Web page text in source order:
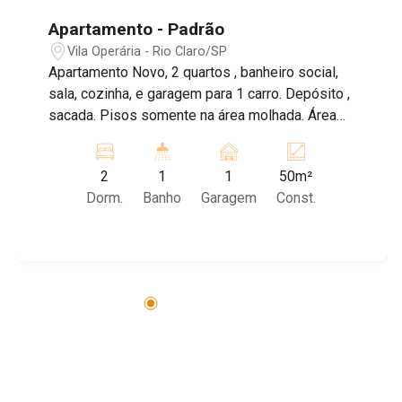
Apartamento - Padrão
Vila Operária - Rio Claro/SP
Apartamento Novo, 2 quartos , banheiro social,
sala, cozinha, e garagem para 1 carro. Depósito ,
sacada. Pisos somente na área molhada. Área
espaço pets, salão de festas, playground.
2
Dorm.
1
Banho
1
Garagem
50m²
Const.